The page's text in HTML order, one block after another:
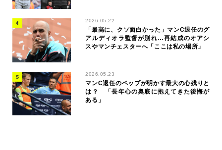
2026.05.22
「最高に、クソ面白かった」マンC退任のグ
アルディオラ監督が別れ…再結成のオアシ
スやマンチェスターへ「ここは私の場所」
2026.05.23
マンC退任のペップが明かす最大の心残りと
は？ 「長年心の奥底に抱えてきた後悔が
ある」